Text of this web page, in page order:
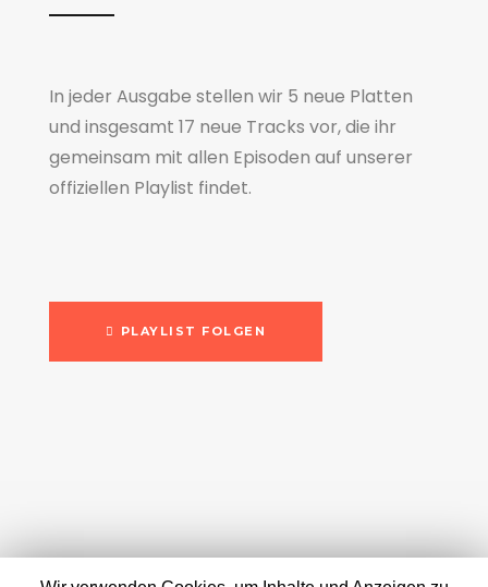
In jeder Ausgabe stellen wir 5 neue Platten
und insgesamt 17 neue Tracks vor, die ihr
gemeinsam mit allen Episoden auf unserer
offiziellen Playlist findet.
PLAYLIST FOLGEN